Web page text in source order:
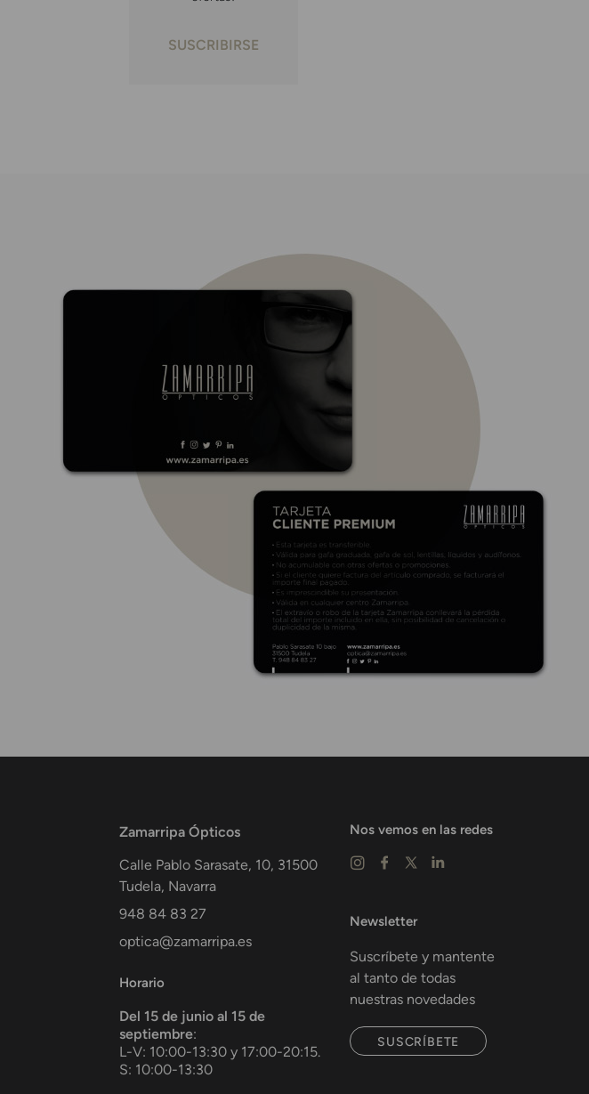
SUSCRIBIRSE
Zamarripa Ópticos
Calle Pablo Sarasate, 10, 31500
Tudela, Navarra
948 84 83 27
optica@zamarripa.es
Horario
Del 15 de junio al 15 de
septiembre:
L-V: 10:00-13:30 y 17:00-20:15.
S: 10:00-13:30
Nos vemos en las redes
Newsletter
Suscríbete y mantente
al tanto de todas
nuestras novedades
SUSCRÍBETE